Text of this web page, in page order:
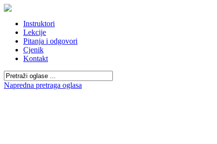
Instruktori
Lekcije
Pitanja i odgovori
Cjenik
Kontakt
Napredna pretraga oglasa